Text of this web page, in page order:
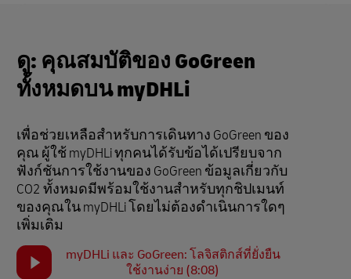
ดู: คุณสมบัติของ GoGreen
ทั้งหมดบน myDHLi
เพื่อช่วยเหลือสำหรับการเดินทาง GoGreen ของ
คุณ ผู้ใช้ myDHLi ทุกคนได้รับข้อได้เปรียบจาก
ฟังก์ชันการใช้งานของ GoGreen ข้อมูลเกี่ยวกับ
CO2 ทั้งหมดมีพร้อมใช้งานสำหรับทุกชิปเมนท์
ของคุณใน myDHLi โดยไม่ต้องดำเนินการใดๆ
เพิ่มเติม
myDHLi และ GoGreen: โลจิสติกส์ที่ยั่งยืน
ใช้งานง่าย (8:08)